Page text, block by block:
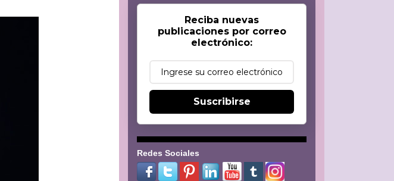
Reciba nuevas
publicaciones por correo
electrónico:
Suscribirse
Redes Sociales